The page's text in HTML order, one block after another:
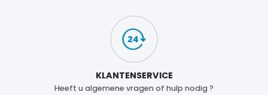
KLANTENSERVICE
Heeft u algemene vragen of hulp nodig ?